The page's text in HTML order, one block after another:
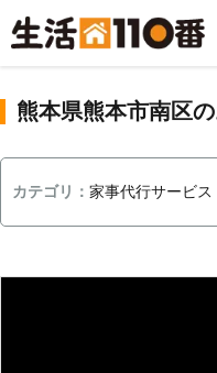
熊本県熊本市南区
カテゴリ： 家事代行サービス